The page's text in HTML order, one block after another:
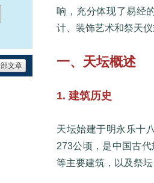
文章
响，充分体现了易经
计、装饰艺术和祭天
一、天坛概述
1. 建筑历史
天坛始建于明永乐十
273公顷，是中国古
等主要建筑，以及祭